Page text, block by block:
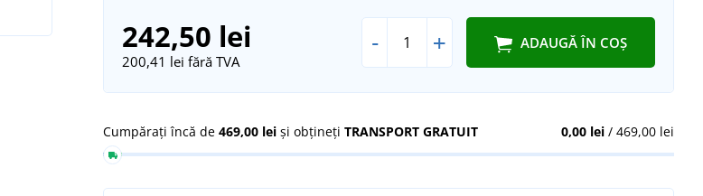
242,50 lei
200,41 lei fără TVA
- + ADAUGĂ ÎN COȘ
0,00 lei/ 469,00 lei
Cumpărați încă de 469,00 lei și obțineți TRANSPORT GRATUIT